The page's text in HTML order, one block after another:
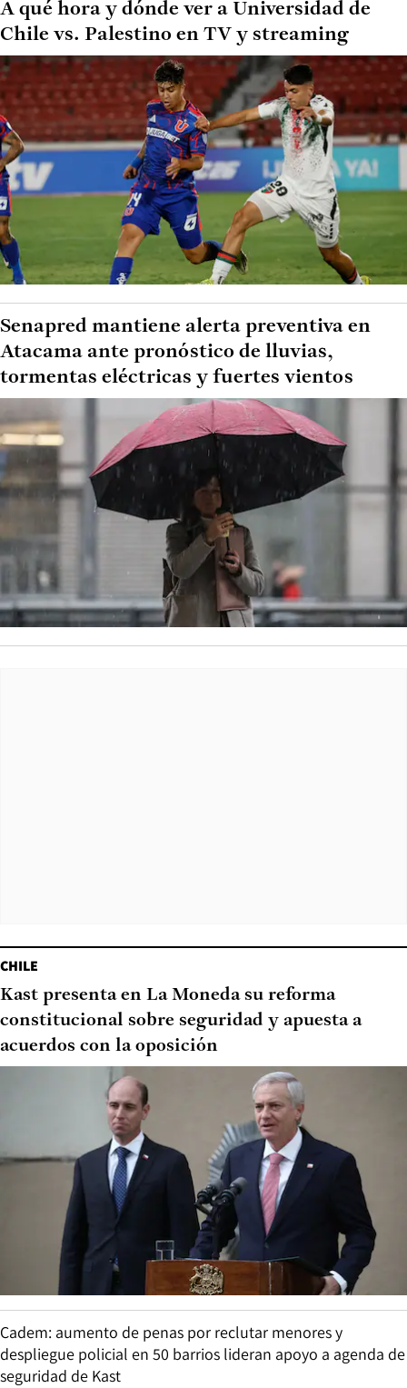
A qué hora y dónde ver a Universidad de
Chile vs. Palestino en TV y streaming
Senapred mantiene alerta preventiva en
Atacama ante pronóstico de lluvias,
tormentas eléctricas y fuertes vientos
CHILE
Kast presenta en La Moneda su reforma
constitucional sobre seguridad y apuesta a
acuerdos con la oposición
Cadem: aumento de penas por reclutar menores y
despliegue policial en 50 barrios lideran apoyo a agenda de
seguridad de Kast